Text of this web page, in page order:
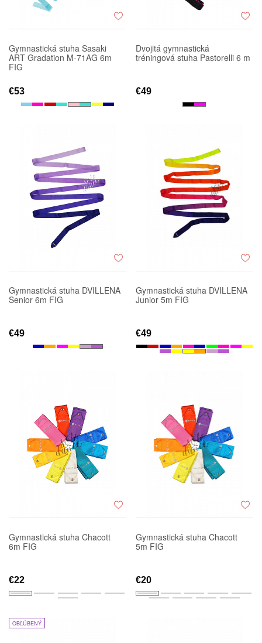
Gymnastická stuha Sasaki
ART Gradation M-71AG 6m
FIG
€53
Dvojitá gymnastická
tréningová stuha Pastorelli 6 m
€49
Gymnastická stuha DVILLENA
Senior 6m FIG
€49
Gymnastická stuha DVILLENA
Junior 5m FIG
€49
Gymnastická stuha Chacott
6m FIG
€22
Gymnastická stuha Chacott
5m FIG
€20
OBĽÚBENÝ